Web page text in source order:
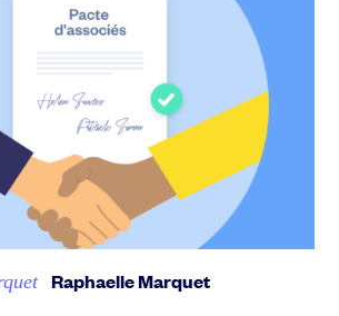
avec un co-
guide pour bien démarrer
erreurs)
seul est possible. Mais dans la
les startups qui réussissent sont
Raphaelle Marquet